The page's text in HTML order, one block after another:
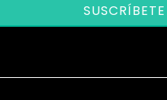
SUSCRÍBETE